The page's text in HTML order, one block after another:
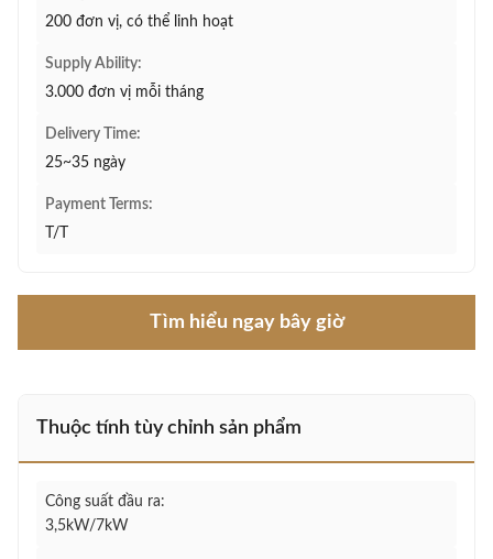
200 đơn vị, có thể linh hoạt
Supply Ability:
3.000 đơn vị mỗi tháng
Delivery Time:
25~35 ngày
Payment Terms:
T/T
Tìm hiểu ngay bây giờ
Thuộc tính tùy chỉnh sản phẩm
Công suất đầu ra:
3,5kW/7kW